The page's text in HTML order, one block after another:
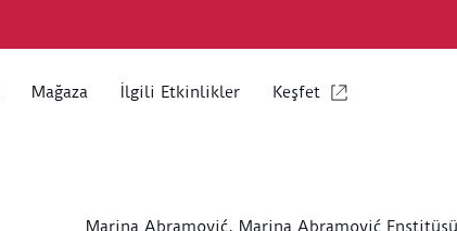
Mağaza İlgili Etkinlikler Keşfet
Marina Abramović, Marina Abramović Enstitüsü